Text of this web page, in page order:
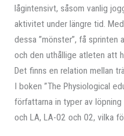
lågintensivt, såsom vanlig
aktivitet under längre tid.
dessa ”mönster”, få
och den uthållige atleten att
Det finns en relation mellan
I boken ”The Physiological
författarna in typer av löpning
och LA, LA-02 och 02, vilka